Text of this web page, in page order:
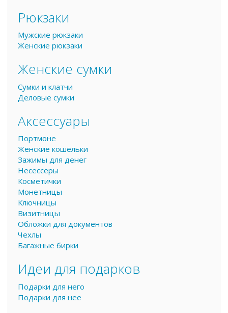
Рюкзаки
Мужские рюкзаки
Женские рюкзаки
Женские сумки
Сумки и клатчи
Деловые сумки
Аксессуары
Портмоне
Женские кошельки
Зажимы для денег
Несессеры
Косметички
Монетницы
Ключницы
Визитницы
Обложки для документов
Чехлы
Багажные бирки
Идеи для подарков
Подарки для него
Подарки для нее